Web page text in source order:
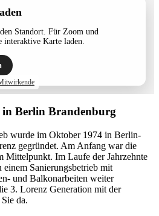
Standort. Für Zoom und
Karte laden.
in Berlin Brandenburg
wurde im Oktober 1974 in Berlin-
gegründet. Am Anfang war die
Mittelpunkt. Im Laufe der Jahrzehnte
Sanierungsbetrieb mit
und Balkonarbeiten weiter
3. Lorenz Generation mit der
da.